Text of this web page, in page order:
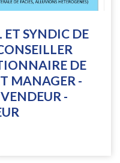
SYNDIC DE
DE
MANAGER -
-